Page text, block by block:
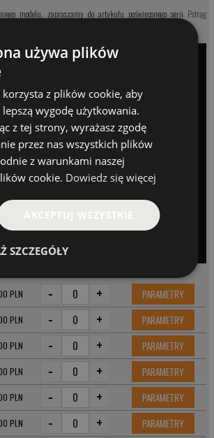
modelu, zapraszamy do artykułu poświęconego serii Pstrąg
PLN - + PARAMETRY
PLN - + PARAMETRY
PLN - + PARAMETRY
PLN - + PARAMETRY
PLN - + PARAMETRY
PLN - + PARAMETRY
używa plików
korzysta z plików cookie, aby
wygodę użytkowania.
z tej strony, wyrażasz zgodę
przez nas wszystkich plików
z warunkami naszej
cookie. Dowiedz się więcej
AKCEPTUJ WSZYSTKIE
SZCZEGÓŁY